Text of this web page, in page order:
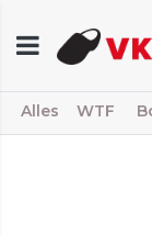
Alles WTF